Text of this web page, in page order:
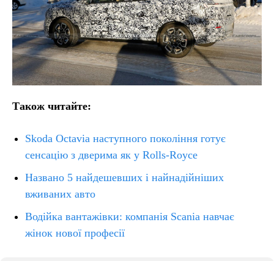
Також читайте:
Skoda Octavia наступного покоління готує
сенсацію з дверима як у Rolls-Royce
Названо 5 найдешевших і найнадійніших
вживаних авто
Водійка вантажівки: компанія Scania навчає
жінок нової професії